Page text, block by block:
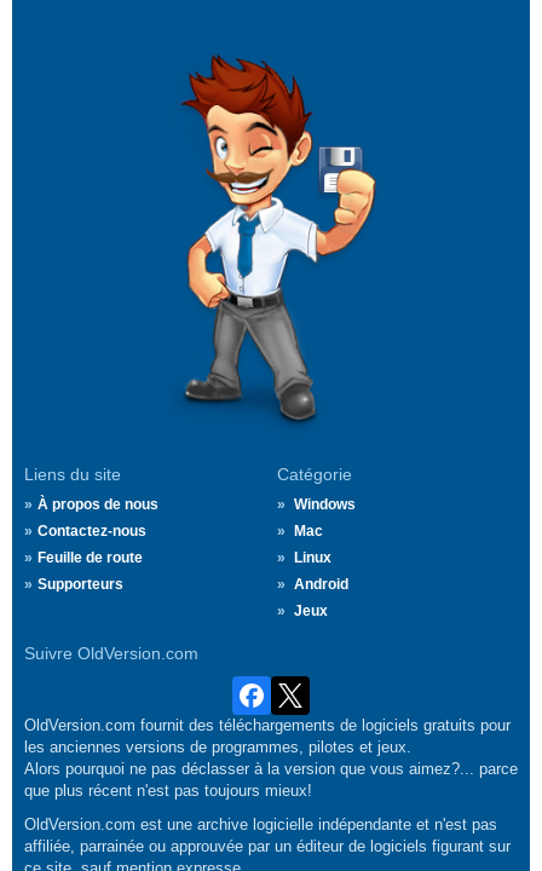
Liens du site
À propos de nous
Contactez-nous
Feuille de route
Supporteurs
Catégorie
Windows
Mac
Linux
Android
Jeux
Suivre OldVersion.com
OldVersion.com fournit des téléchargements de logiciels gratuits pour
les anciennes versions de programmes, pilotes et jeux.
Alors pourquoi ne pas déclasser à la version que vous aimez?... parce
que plus récent n'est pas toujours mieux!
OldVersion.com est une archive logicielle indépendante et n'est pas
affiliée, parrainée ou approuvée par un éditeur de logiciels figurant sur